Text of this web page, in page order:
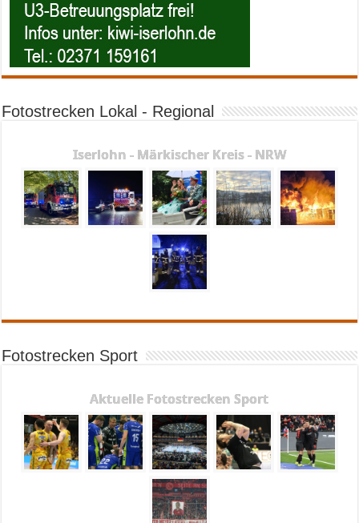
Fotostrecken Lokal - Regional
Iserlohn - Märkischer Kreis - NRW
Fotostrecken Sport
Aktuelle Fotostrecken Sport